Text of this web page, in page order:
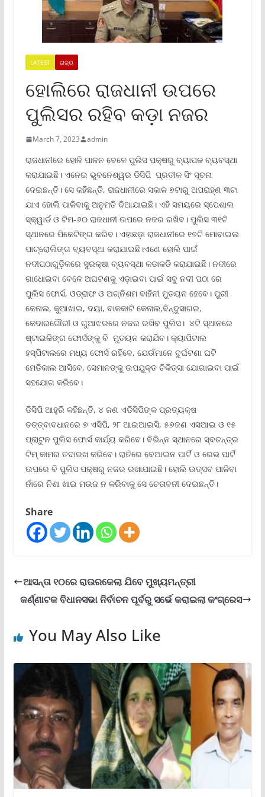
LATEST ରାଜ୍ୟ
ହୋଲିରେ ରାଜଧାନୀ ଉପରେ
ପୁଲିସର ରହିବ କଡ଼ା ନଜର
March 7, 2023 admin
ରାଜଧାନୀରେ ହୋଳି ପାଳନ ବେଳେ ପୁଲିସ ପକ୍ଷରୁ ବ୍ୟାପକ ବ୍ୟବସ୍ଥା
କରାଯାଇଛି। ଏନେଇ ଭୁବନେଶ୍ୱର ଡିସିପି ପ୍ରତୀକ ସିଂ ସୂଚନା
ଦେଇଛନ୍ତି। ସେ କହିଛନ୍ତି, ରାଜଧାନୀରେ ସକାଳ ୭ଟାରୁ ଅପରାହ୍ଣ ୩ଟା
ଯାଏ ହୋଲି ପାଳିବାକୁ ଅନୁମତି ଦିଆଯାଇଛି। ଏହି ସମୟରେ ସ୍ପେଶାଲ
ସ୍କ୍ୱାର୍ଡ ଓ ଟିମ-୬୦ ରାଜଧାନୀ ଉପରେ ନଜର ରଖିବ। ପୁଲିସ ୩୧ଟି
ସ୍ଥାନରେ ପିକେଟିଙ୍ଗ କରିବ। ଏହାଛଡ଼ା ରାଜଧାନୀରେ ୧୭ଟି ମୋବାଇଲ
ପାଟ୍ରୋଲିଙ୍ଗ ବ୍ୟବସ୍ଥା କରାଯାଇଛି।ଏଣେ ହୋଲି ପାଇଁ
ନଦୀପଠାଗୁଡ଼ିକରେ ସୁରକ୍ଷା ବ୍ୟବସ୍ଥା କଡାକଡି କରାଯାଇଛି। ନଦୀରେ
ଗାଧୋଇବା ବେଳେ ଅଘଟଣକୁ ଏଡ଼ାଇବା ପାଇଁ ସବୁ ନଦୀ ପଠା ରେ
ପୁଲିସ ଫୋର୍ସ, ଓଡ୍ରାଫ ଓ ଅଗ୍ନିଶମ ବାହିନୀ ମୁତୟନ ହେବେ। ପୁରୀ
କେନାଲ, କୁଆଖାଇ, ଦୟା, ବାଳକାଟି କେନାଲ,ବିନ୍ଦୁସାଗର,
କେଦାରଗୌରୀ ଓ ଗୁଆଝରରେ ନଜର ରଖିବ ପୁଲିସ। ୪ଟି ସ୍ଥାନରେ
ଷ୍ଟାଇକିଙ୍ଗ ଫୋର୍ସଙ୍କୁ ବି ମୁତୟନ କରାଯିବ। କ୍ୟାପିଟାଲ
ହସ୍ପିଟାଲରେ ମଧ୍ୟ ଫୋର୍ସ ରହିବେ, ଯେଉଁମାନେ ଦୁର୍ଘଟଣା ଘଟି
ମେଡିକାଲ ଆସିବେ, ସେମାନଙ୍କୁ ଉପଯୁକ୍ତ ଚିକିତ୍ସା ଯୋଗାଇବା ପାଇଁ
ସହଯୋଗ କରିବେ।
ଡିସିପି ଆହୁରି କହିଛନ୍ତି, ୪ ଜଣ ଏଡିସିପିଙ୍କ ପ୍ରତ୍ୟକ୍ଷ
ତତ୍ତ୍ବାବଧାନରେ ୭ ଏସିପି, ୨୮ ଆଇଆଇସି, ୫୭ଜଣ ଏସଆଇ ଓ ୧୫
ପ୍ଲାଟୁନ ପୁଲିସ ଫୋର୍ସ କାର୍ଯ୍ୟ କରିବେ। ବିଭିନ୍ନ ସ୍ଥାନରେ ସ୍ବତନ୍ତ୍ର
ଟିମ୍ କାମର ତଦାରଖ କରିବେ। ରାତିରେ ବେଆଇନ ପାର୍ଟି ଓ ରେଭ ପାର୍ଟି
ଉପରେ ବି ପୁଲିସ ପକ୍ଷରୁ ନଜର ରଖାଯାଇଛି। ହୋଲି ଉତ୍ସବ ପାଳିବା
ନାଁରେ ନିଶା ଖାଇ ମଉଜ ନ କରିବାକୁ ସେ ଚେତାବନୀ ଦେଇଛନ୍ତି।
Share
ଆସନ୍ତା ୧୦ରେ ରାଉରକେଲା ଯିବେ ମୁଖ୍ୟମନ୍ତ୍ରୀ
କର୍ଣ୍ଣାଟକ ବିଧାନସଭା ନିର୍ବାଚନ ପୂର୍ବରୁ ସର୍ଭେ କରାଇଲା କଂଗ୍ରେସ
You May Also Like